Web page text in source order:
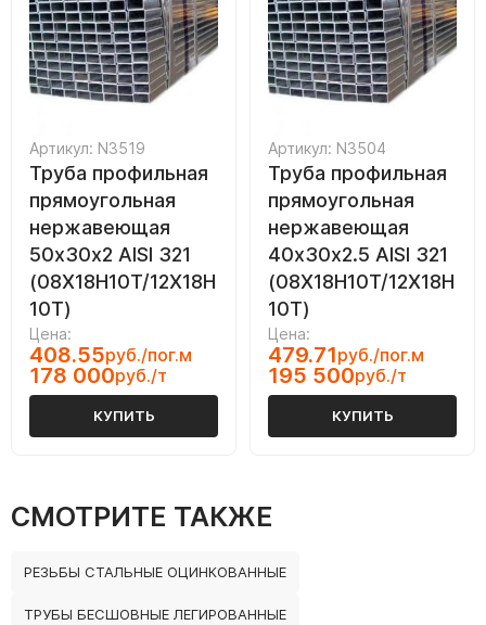
Артикул: N3519
Труба профильная
прямоугольная
нержавеющая
50х30х2 AISI 321
(08Х18Н10Т/12Х18Н
10Т)
Цена:
408.55руб./пог.м
178 000руб./т
КУПИТЬ
Артикул: N3504
Труба профильная
прямоугольная
нержавеющая
40х30х2.5 AISI 321
(08Х18Н10Т/12Х18Н
10Т)
Цена:
479.71руб./пог.м
195 500руб./т
КУПИТЬ
СМОТРИТЕ ТАКЖЕ
РЕЗЬБЫ СТАЛЬНЫЕ ОЦИНКОВАННЫЕ
ТРУБЫ БЕСШОВНЫЕ ЛЕГИРОВАННЫЕ